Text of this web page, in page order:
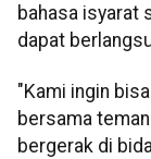
bahasa isyarat
dapat
"Kami ingin
bersama
bergerak di